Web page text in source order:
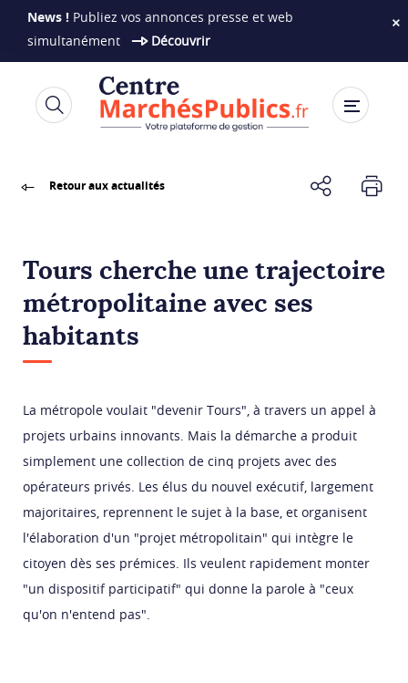
News ! Publiez vos annonces presse et web
simultanément
Découvrir
×
principal
Retour aux actualités
Tours cherche une trajectoire
métropolitaine avec ses
habitants
La métropole voulait "devenir Tours", à travers un appel à
projets urbains innovants. Mais la démarche a produit
simplement une collection de cinq projets avec des
opérateurs privés. Les élus du nouvel exécutif, largement
majoritaires, reprennent le sujet à la base, et organisent
l'élaboration d'un "projet métropolitain" qui intègre le
citoyen dès ses prémices. Ils veulent rapidement monter
"un dispositif participatif" qui donne la parole à "ceux
qu'on n'entend pas".